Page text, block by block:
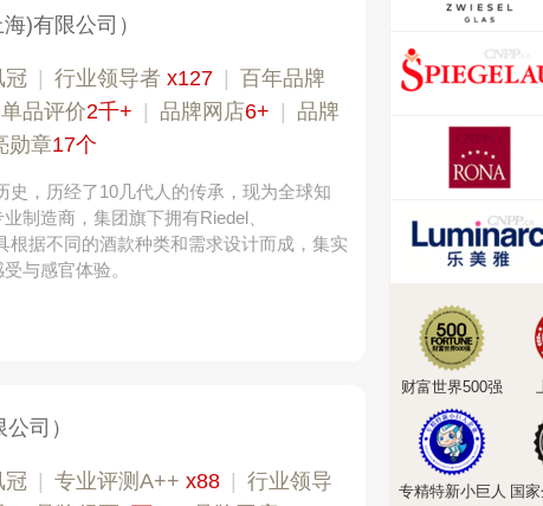
)有限公司）
冠 行业领导者 x127
百年品牌
单品评价2千+ 品牌网店6+
品牌
勋章17个
史，历经了10几代人的传承，现为全球知
制造商，集团旗下拥有Riedel、
根据不同的酒款种类和需求设计而成，集实
与感官体验。
司）
冠 专业​评测A++ x88
行业领导
财富世界500强
专精特新小巨人